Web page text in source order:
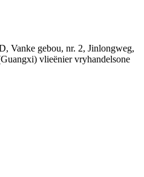
Vanke gebou, nr. 2, Jinlongweg,
vlieënier vryhandelsone